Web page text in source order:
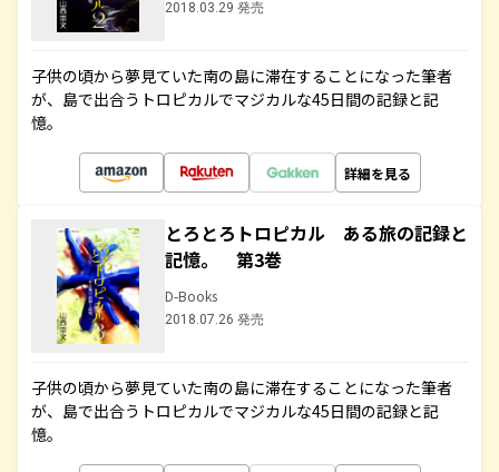
2018.03.29 発売
子供の頃から夢見ていた南の島に滞在することになった筆者
が、島で出合うトロピカルでマジカルな45日間の記録と記
憶。
詳細を見る
とろとろトロピカル ある旅の記録と
記憶。 第3巻
D-Books
2018.07.26 発売
子供の頃から夢見ていた南の島に滞在することになった筆者
が、島で出合うトロピカルでマジカルな45日間の記録と記
憶。